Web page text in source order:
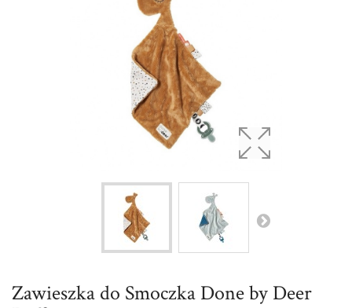
Zawieszka do Smoczka Done by Deer